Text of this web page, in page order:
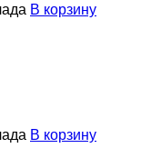
В корзину
В корзину